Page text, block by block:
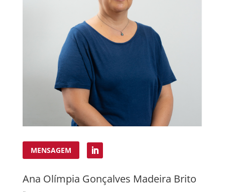
MENSAGEM
Ana Olímpia Gonçalves Madeira Brito